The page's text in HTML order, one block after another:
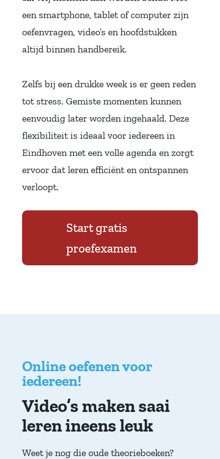
een smartphone, tablet of computer zijn
oefenvragen, video’s en hoofdstukken
altijd binnen handbereik.
Zelfs bij een drukke week is er geen reden
tot stress. Gemiste momenten kunnen
eenvoudig later worden ingehaald. Deze
flexibiliteit is ideaal voor iedereen in
Eindhoven met een volle agenda en zorgt
ervoor dat leren efficiënt en ontspannen
verloopt.
Start gratis
proefexamen
Online oefenen voor
iedereen!
Video’s maken saai
leren ineens leuk
Weet je nog die oude theorieboeken?